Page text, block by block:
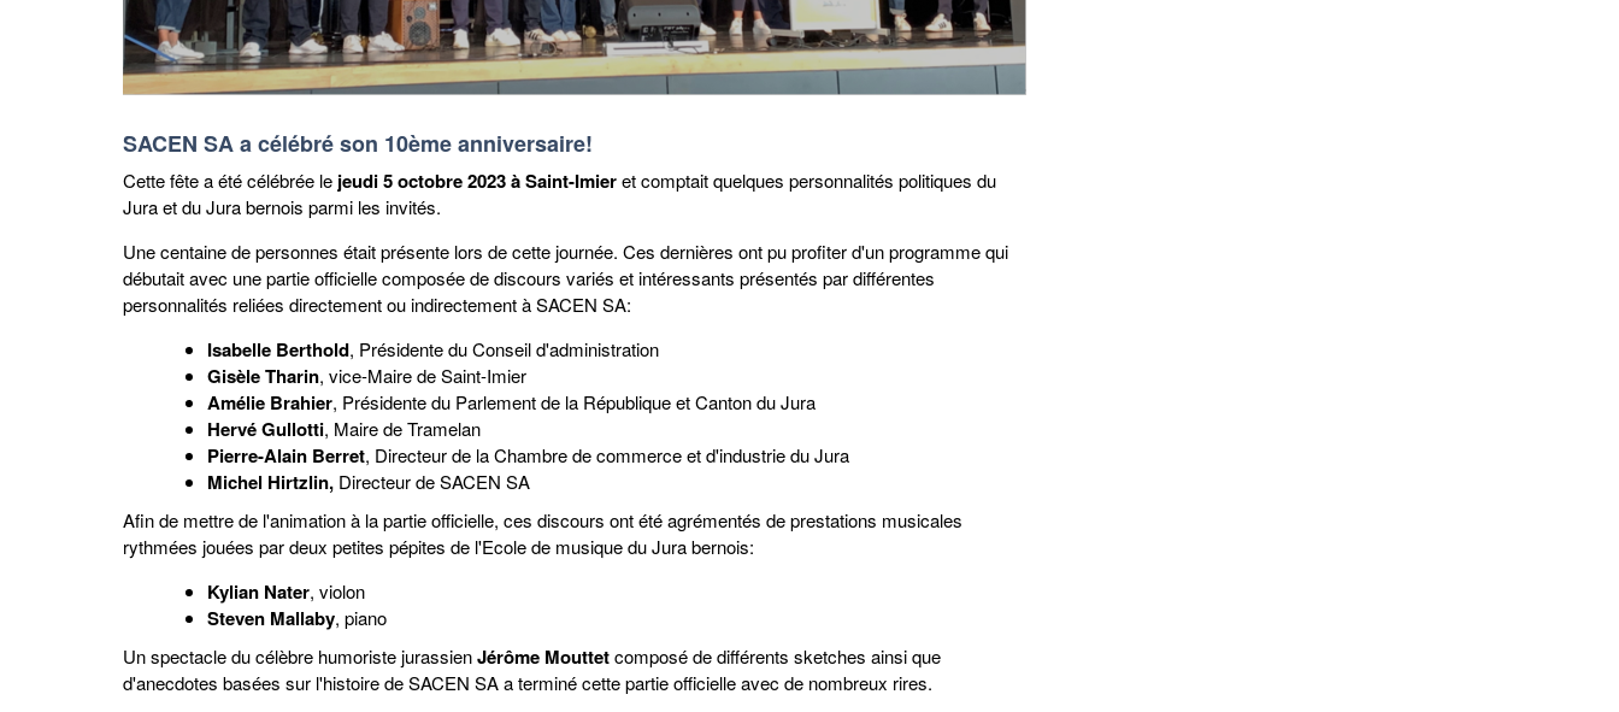
SACEN SA a célébré son 10ème anniversaire!
Cette fête a été célébrée le jeudi 5 octobre 2023 à Saint-Imieret comptait quelques personnalités politiques du
Jura et du Jura bernois parmi les invités.
Une centaine de personnes était présente lors de cette journée. Ces dernières ont pu profiter d'un programme qui
débutait avec une partie officielle composée de discours variés et intéressants présentés par différentes
personnalités reliées directement ou indirectement à SACEN SA:
Isabelle Berthold, Présidente du Conseil d'administration
Gisèle Tharin, vice-Maire de Saint-Imier
Amélie Brahier, Présidente du Parlement de la République et Canton du Jura
Hervé Gullotti, Maire de Tramelan
Pierre-Alain Berret, Directeur de la Chambre de commerce et d'industrie du Jura
Michel Hirtzlin, Directeur de SACEN SA
Afin de mettre de l'animation à la partie officielle, ces discours ont été agrémentés de prestations musicales
rythmées jouées par deux petites pépites de l'Ecole de musique du Jura bernois:
Kylian Nater, violon
Steven Mallaby, piano
Un spectacle du célèbre humoriste jurassienJérôme Mouttetcomposé de différents sketches ainsi que
d'anecdotes basées sur l'histoire de SACEN SA a terminé cette partie officielle avec de nombreux rires.